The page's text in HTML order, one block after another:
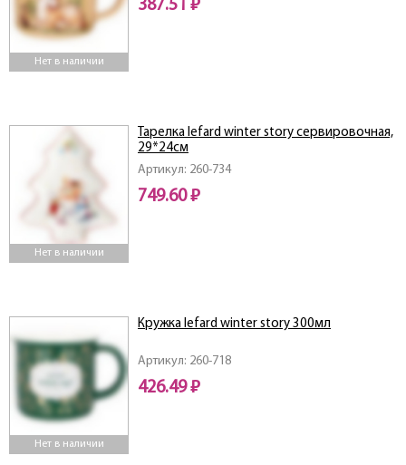
Нет в наличии
387.51 ₽
Нет в наличии
Артикул: 260-734
Тарелка lefard winter story сервировочная,
29*24см
749.60 ₽
Нет в наличии
Артикул: 260-718
Кружка lefard winter story 300мл
426.49 ₽